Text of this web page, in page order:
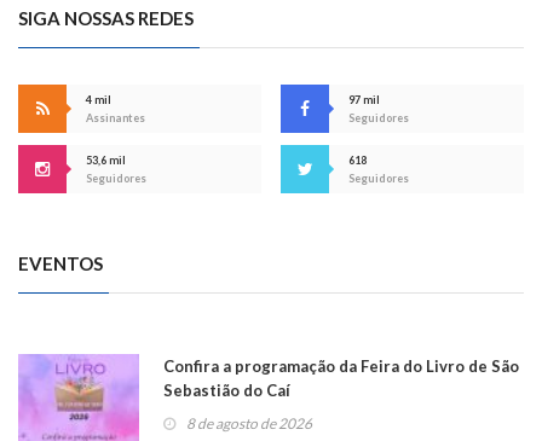
SIGA NOSSAS REDES
4 mil
Assinantes
97 mil
Seguidores
53,6 mil
Seguidores
618
Seguidores
EVENTOS
Confira a programação da Feira do Livro de São
Sebastião do Caí
8 de agosto de 2026